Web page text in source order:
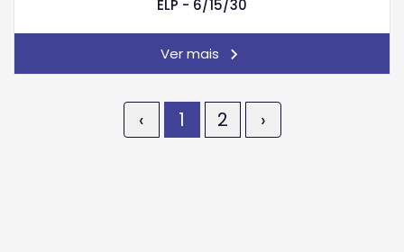
ELP - 6/15/30
Ver mais
‹ 1 2 ›